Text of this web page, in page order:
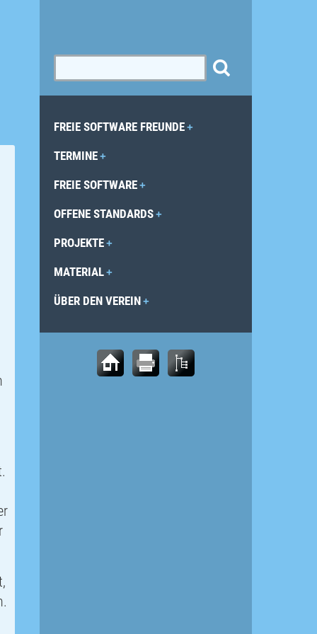
FREIE SOFTWARE FREUNDE
TERMINE
FREIE SOFTWARE
OFFENE STANDARDS
PROJEKTE
MATERIAL
ÜBER DEN VEREIN